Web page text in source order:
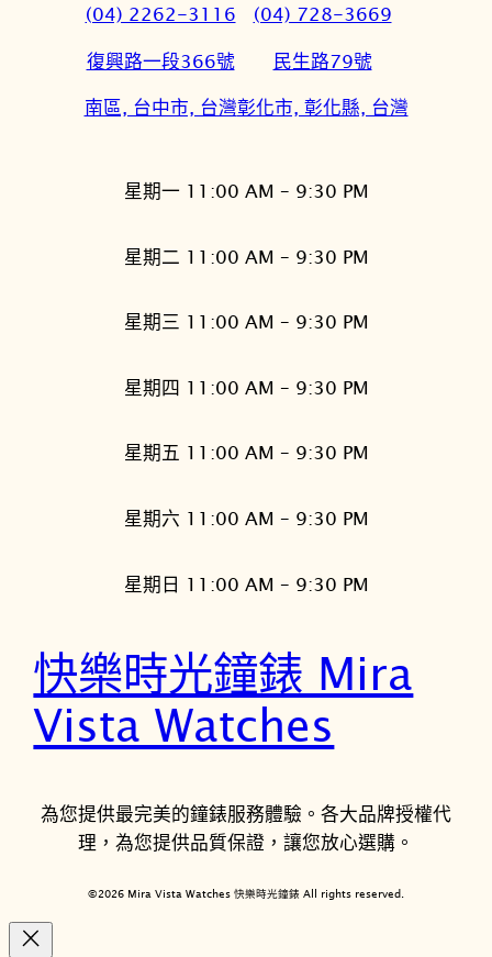
(04) 2262-3116
復興路一段366號
南區, 台中市, 台灣
(04) 728-3669
民生路79號
彰化市, 彰化縣, 台灣
星期一 11:00 AM – 9:30 PM
星期二 11:00 AM – 9:30 PM
星期三 11:00 AM – 9:30 PM
星期四 11:00 AM – 9:30 PM
星期五 11:00 AM – 9:30 PM
星期六 11:00 AM – 9:30 PM
星期日 11:00 AM – 9:30 PM
快樂時光鐘錶 Mira
Vista Watches
為您提供最完美的鐘錶服務體驗。各大品牌授權代
理，為您提供品質保證，讓您放心選購。
©2026 Mira Vista Watches 快樂時光鐘錶 All rights reserved.